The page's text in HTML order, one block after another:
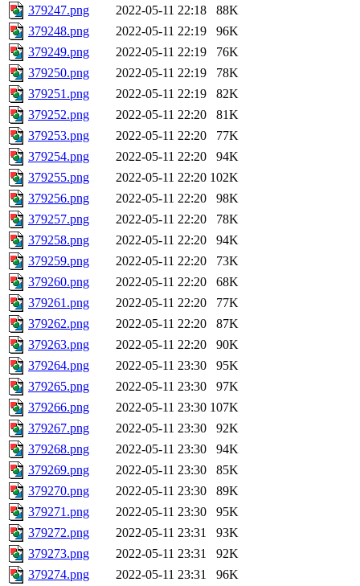
379247.png
2022-05-11 22:18
88K
379248.png
2022-05-11 22:19
96K
379249.png
2022-05-11 22:19
76K
379250.png
2022-05-11 22:19
78K
379251.png
2022-05-11 22:19
82K
379252.png
2022-05-11 22:20
81K
379253.png
2022-05-11 22:20
77K
379254.png
2022-05-11 22:20
94K
379255.png
2022-05-11 22:20 102K
379256.png
2022-05-11 22:20
98K
379257.png
2022-05-11 22:20
78K
379258.png
2022-05-11 22:20
94K
379259.png
2022-05-11 22:20
73K
379260.png
2022-05-11 22:20
68K
379261.png
2022-05-11 22:20
77K
379262.png
2022-05-11 22:20
87K
379263.png
2022-05-11 22:20
90K
379264.png
2022-05-11 23:30
95K
379265.png
2022-05-11 23:30
97K
379266.png
2022-05-11 23:30 107K
379267.png
2022-05-11 23:30
92K
379268.png
2022-05-11 23:30
94K
379269.png
2022-05-11 23:30
85K
379270.png
2022-05-11 23:30
89K
379271.png
2022-05-11 23:30
95K
379272.png
2022-05-11 23:31
93K
379273.png
2022-05-11 23:31
92K
379274.png
2022-05-11 23:31
96K